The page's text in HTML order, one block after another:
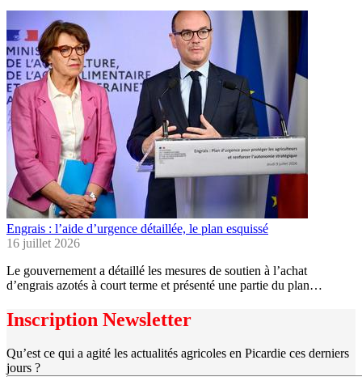
Engrais : l’aide d’urgence détaillée, le plan esquissé
16 juillet 2026
Le gouvernement a détaillé les mesures de soutien à l’achat
d’engrais azotés à court terme et présenté une partie du plan…
Inscription Newsletter
Qu’est ce qui a agité les actualités agricoles en Picardie ces derniers
jours ?